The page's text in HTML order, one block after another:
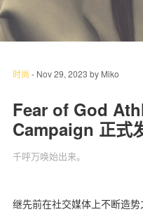
时尚 - Nov 29, 2023 by Miko
Fear of God
Campaign 正式
千呼万唤始出来。
继先前在社交媒体上不断造